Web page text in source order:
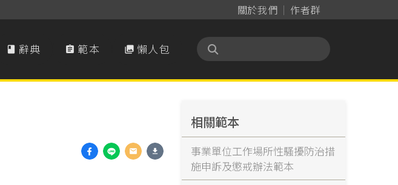
關於我們 作者群
 辭典  範本  懶人包
相關範本
事業單位工作場所性騷擾防治措
施申訴及懲戒辦法範本